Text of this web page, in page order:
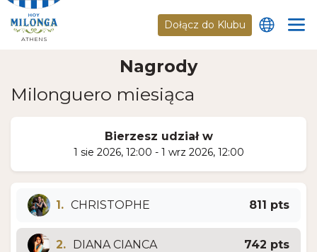
ATHENS
Dołącz do Klubu
Nagrody
Milonguero miesiąca
Bierzesz udział w
1 sie 2026, 12:00 - 1 wrz 2026, 12:00
1. CHRISTOPHE 811 pts
2. DIANA CIANCA 742 pts